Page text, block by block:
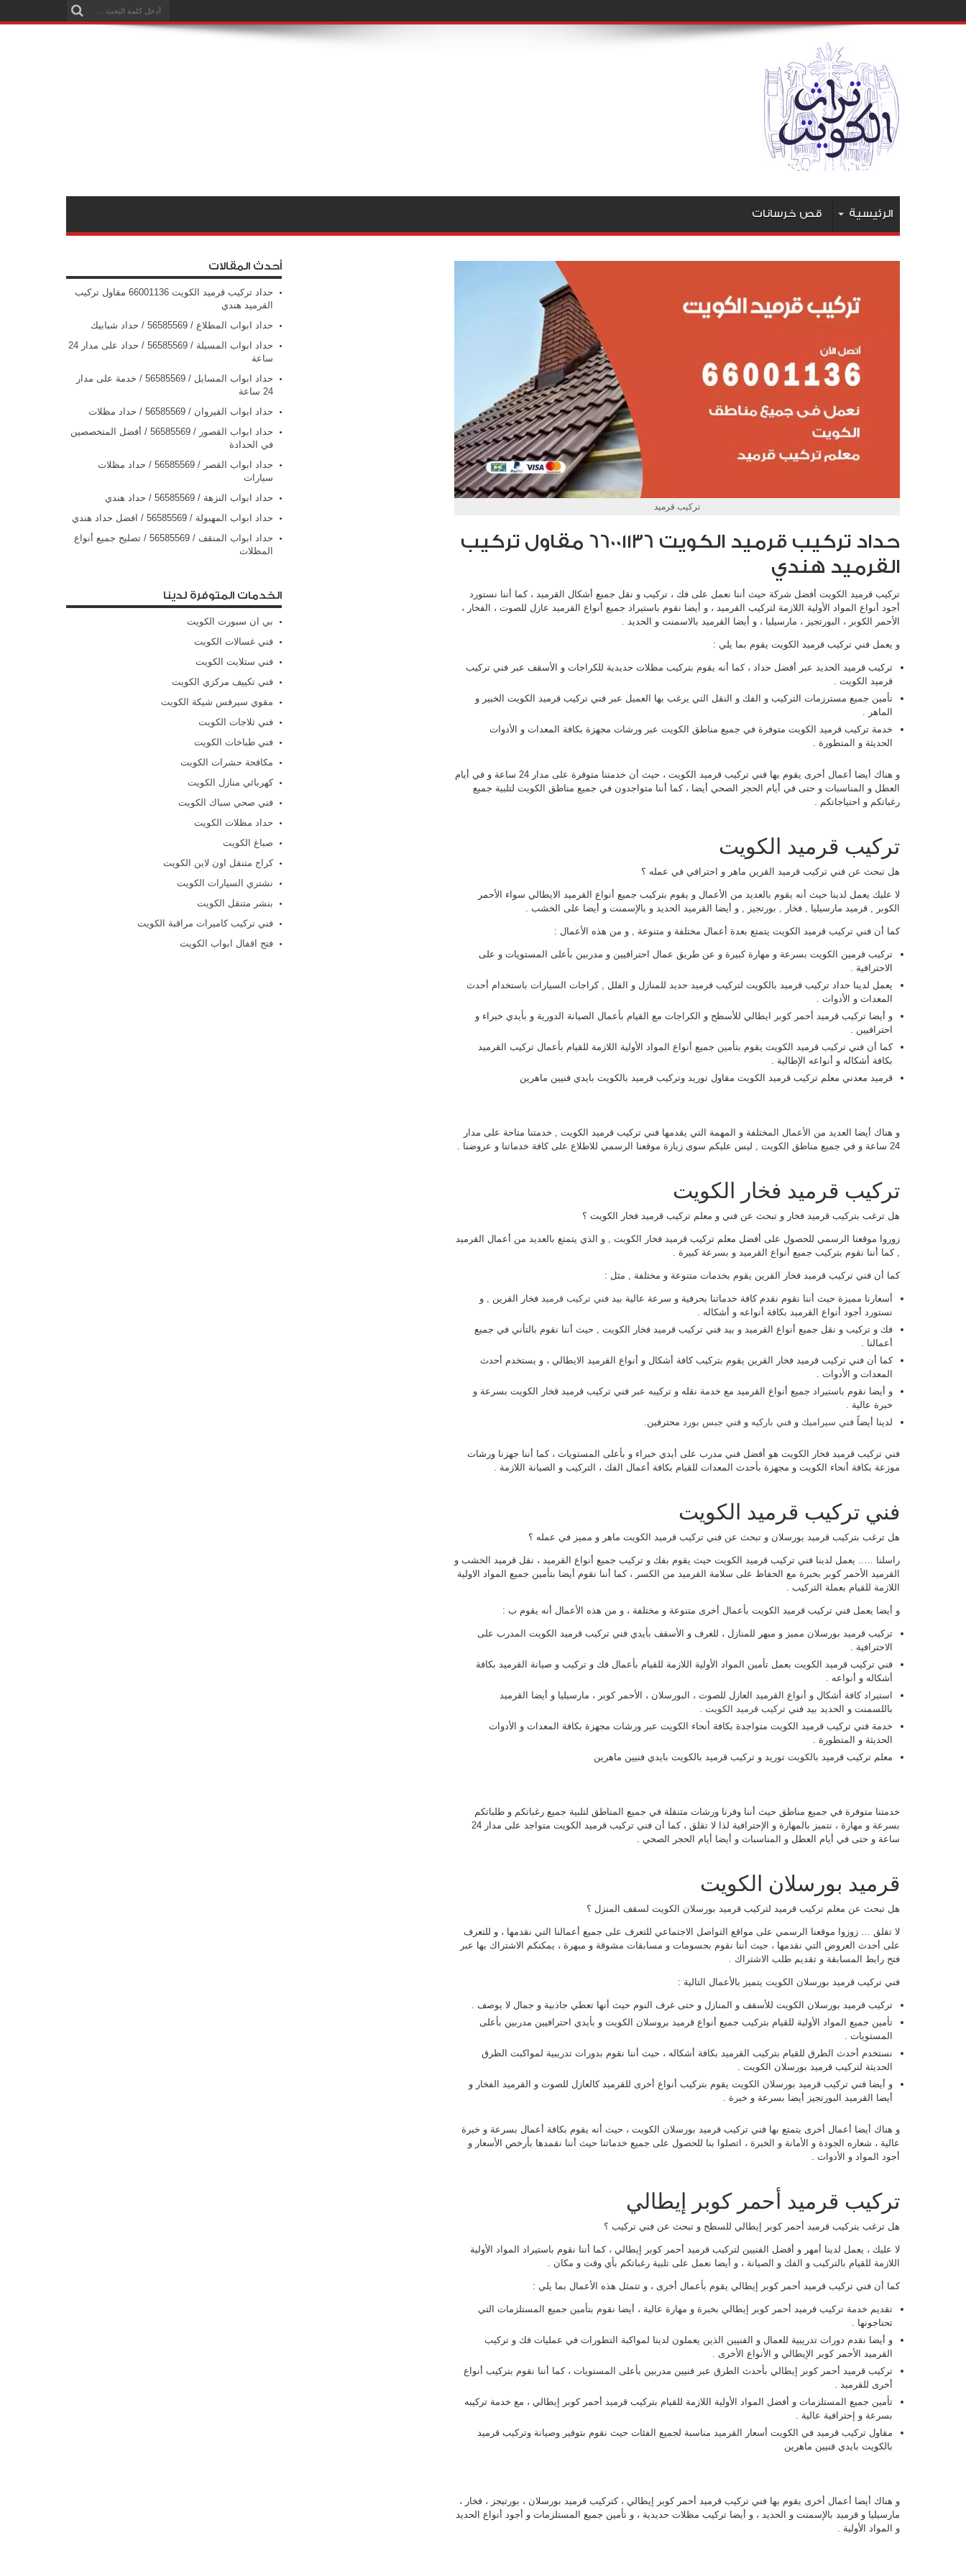
الرئيسية قص خرسانات
تركيب قرميد
حداد تركيب قرميد الكويت 66001136 مقاول تركيب
القرميد هندي
تركيب قرميد الكويت أفضل شركة حيث أننا نعمل على فك ، تركيب و نقل جميع أشكال القرميد ، كما أننا نستورد
أجود أنواع المواد الأولية اللازمة لتركيب القرميد ، و أيضا نقوم باستيراد جميع أنواع القرميد عازل للصوت ، الفخار ،
الأحمر الكوبر ، البورتجيز ، مارسيليا ، و أيضا القرميد بالاسمنت و الحديد .
و يعمل فني تركيب قرميد الكويت يقوم بما يلي :
تركيب قرميد الحديد عبر أفضل حداد ، كما أنه يقوم بتركيب مظلات حديدية للكراجات و الأسقف عبر فني تركيب
قرميد الكويت .
تأمين جميع مسترزمات التركيب و الفك و النقل التي يرغب بها العميل عبر فني تركيب قرميد الكويت الخبير و
الماهر .
خدمة تركيب قرميد الكويت متوفرة في جميع مناطق الكويت عبر ورشات مجهزة بكافة المعدات و الأدوات
الحديثة و المتطورة .
و هناك أيضا أعمال أخرى يقوم بها فني تركيب قرميد الكويت ، حيث أن خدمتنا متوفرة على مدار 24 ساعة و في أيام
العطل و المناسبات و حتى في أيام الحجر الصحي أيضا ، كما أننا متواجدون في جميع مناطق الكويت لتلبية جميع
رغباتكم و احتياجاتكم .
تركيب قرميد الكويت
هل تبحث عن فني تركيب قرميد القرين ماهر و احترافي في عمله ؟
لا عليك يعمل لدينا حيث أنه يقوم بالعديد من الأعمال و يقوم بتركيب جميع أنواع القرميد الايطالي سواء الأحمر
الكوبر , قرميد مارسيليا , فخار , بورتجيز , و أيضا القرميد الحديد و بالإسمنت و أيضا على الخشب .
كما أن فني تركيب قرميد الكويت يتمتع بعدة أعمال مختلفة و متنوعة , و من هذه الأعمال :
تركيب قرمين الكويت بسرعة و مهارة كبيرة و عن طريق عمال احترافيين و مدربين بأعلى المستويات و على
الاحترافية .
يعمل لدينا حداد تركيب قرميد بالكويت لتركيب قرميد حديد للمنازل و الفلل , كراجات السيارات باستخدام أحدث
المعدات و الأدوات .
و أيضا تركيب قرميد أحمر كوبر ايطالي للأسطح و الكراجات مع القيام بأعمال الصيانة الدورية و بأيدي خبراء و
احترافيين .
كما أن فني تركيب قرميد الكويت يقوم بتأمين جميع أنواع المواد الأولية اللازمة للقيام بأعمال تركيب القرميد
بكافة أشكاله و أنواعه الإطالية .
قرميد معدني معلم تركيب قرميد الكويت مقاول توريد وتركيب قرميد بالكويت بايدي فنيين ماهرين
و هناك أيضا العديد من الأعمال المختلفة و المهمة التي يقدمها فني تركيب قرميد الكويت , خدمتنا متاحة على مدار
24 ساعة و في جميع مناطق الكويت , ليس عليكم سوى زيارة موقعنا الرسمي للاطلاع على كافة خدماتنا و عروضنا .
تركيب قرميد فخار الكويت
هل ترغب بتركيب قرميد فخار و تبحث عن فني و معلم تركيب قرميد فخار الكويت ؟
زوروا موقعنا الرسمي للحصول على أفضل معلم تركيب قرميد فخار الكويت , و الذي يتمتع بالعديد من أعمال القرميد
, كما أننا نقوم بتركيب جميع أنواع القرميد و بسرعة كبيرة .
كما أن فني تركيب قرميد فخار القرين يقوم بخدمات متنوعة و مختلفة , مثل :
أسعارنا مميزة حيث أننا نقوم نقدم كافة خدماتنا بحرفية و سرعة عالية بيد فني تركيب قرميد فخار القرين , و
نستورد أجود أنواع القرميد بكافة أنواعه و أشكاله .
فك و تركيب و نقل جميع أنواع القرميد و بيد فني تركيب قرميد فخار الكويت , حيث أننا نقوم بالتأني في جميع
أعمالنا .
كما أن فني تركيب قرميد فخار القرين يقوم بتركيب كافة أشكال و أنواع القرميد الايطالي ، و يستخدم أحدث
المعدات و الأدوات .
و أيضا نقوم باستيراد جميع أنواع القرميد مع خدمة نقله و تركيبه عبر فني تركيب قرميد قخار الكويت بسرعة و
خبرة عالية .
لدينا أيضاً فني سيراميك و فني باركيه و فني جبس بورد محترفين.
فني تركيب قرميد فخار الكويت هو أفضل فني مدرب على أيدي خبراء و بأعلى المستويات ، كما أننا جهزنا ورشات
موزعة بكافة أنحاء الكويت و مجهزة بأحدث المعدات للقيام بكافة أعمال الفك ، التركيب و الصيانة اللازمة .
فني تركيب قرميد الكويت
هل ترغب بتركيب قرميد بورسلان و تبحث عن فني تركيب قرميد الكويت ماهر و مميز في عمله ؟
راسلنا ….. يعمل لدينا فني تركيب قرميد الكويت حيث يقوم بفك و تركيب جميع أنواع القرميد ، نقل قرميد الخشب و
القرميد الأحمر كوبر بخبرة مع الحفاظ على سلامة القرميد من الكسر ، كما أننا نقوم أيضا بتأمين جميع المواد الاولية
اللازمة للقيام بعملة التركيب .
و أيضا يعمل فني تركيب قرميد الكويت بأعمال أخرى متنوعة و مختلفة ، و من هذه الأعمال أنه يقوم ب :
تركيب قرميد بورسلان مميز و مبهر للمنازل ، للغرف و الأسقف بأيدي فني تركيب قرميد الكويت المدرب على
الاحترافية .
فني تركيب قرميد الكويت بعمل تأمين المواد الأولية اللازمة للقيام بأعمال فك و تركيب و صيانة القرميد بكافة
أشكاله و أنواعه .
استيراد كافة أشكال و أنواع القرميد العازل للصوت ، البورسلان ، الأحمر كوبر ، مارسيليا و أيضا القرميد
باللسمنت و الحديد بيد فني تركيب قرميد الكويت .
خدمة فني تركيب قرميد الكويت متواجدة بكافة أنحاء الكويت عبر ورشات مجهزة بكافة المعدات و الأدوات
الحديثة و المتطورة .
معلم تركيب قرميد بالكويت توريد و تركيب قرميد بالكويت بايدي فنيين ماهرين
خدمتنا متوفرة في جميع مناطق حيث أننا وفرنا ورشات متنقلة في جميع المناطق لتلبية جميع رغباتكم و طلباتكم
بسرعة و مهارة ، نتميز بالمهارة و الإحترافية لذا لا تقلق ، كما أن فني تركيب قرميد الكويت متواجد على مدار 24
ساعة و حتى في أيام العطل و المناسبات و أيضا أيام الحجر الصحي .
قرميد بورسلان الكويت
هل تبحث عن معلم تركيب قرميد لتركيب قرميد بورسلان الكويت لسقف المنزل ؟
لا تقلق … زوزوا موقعنا الرسمي على مواقع التواصل الاجتماعي للتعرف على جميع أعمالنا التي نقدمها ، و للتعرف
على أحدث العروض التي نقدمها ، حيث أننا نقوم بحسومات و مسابقات مشوقة و مبهرة ، يمكنكم الاشتراك بها عبر
فتح رابط المسابقة و تقديم طلب الاشتراك .
فني تركيب قرميد بورسلان الكويت يتميز بالأعمال التالية :
تركيب قرميد بورسلان الكويت للأسقف و المنازل و حتى غرف النوم حيث أنها تعطي جاذبية و جمال لا يوصف .
تأمين جميع المواد الأولية للقيام بتركيب جميع أنواع قرميد بروسلان الكويت و بأيدي احترافيين مدربين بأعلى
المستويات .
نستخدم أحدث الطرق للقيام بتركيب القرميد بكافة أشكاله ، حيث أننا نقوم بدورات تدريبية لمواكبت الطرق
الحديثة لتركيب قرميد بورسلان الكويت .
و أيضا فني تركيب قرميد بورسلان الكويت يقوم بتركيب أنواع أخرى للقرميد كالعازل للصوت و القرميد الفخار و
أيضا القرميد البورتجيز أيضا بسرعة و خبرة .
و هناك أيضا أعمال أخرى يتمتع بها فني تركيب قرميد بورسلان الكويت ، حيث أنه يقوم بكافة أعمال بسرعة و خبرة
عالية ، شعاره الجودة و الأمانة و الخبرة ، اتصلوا بنا للحصول على جميع خدماتنا حيث أننا نقمدها بأرخص الأسعار و
أجود المواد و الأدوات .
تركيب قرميد أحمر كوبر إيطالي
هل ترغب بتركيب قرميد أحمر كوبر إيطالي للسطح و تبحث عن فني تركيب ؟
لا عليك ، يعمل لدينا أمهر و أفضل الفنيين لتركيب قرميد أحمر كوبر إيطالي ، كما أننا نقوم باستيراد المواد الأولية
اللازمة للقيام بالتركيب و الفك و الصيانة ، و أيضا نعمل على تلبية رغباتكم بأي وقت و مكان .
كما أن فني تركيب قرميد أحمر كوبر إيطالي يقوم بأعمال أخرى ، و تتمثل هذه الأعمال بما يلي :
تقديم خدمة تركيب قرميد أحمر كوبر إيطالي بخبرة و مهارة عالية ، أيضا نقوم بتأمين جميع المستلزمات التي
تحتاجونها .
و أيضا نقدم دورات تدريبية للعمال و الفنيين الذين يعملون لدينا لمواكبة التطورات في عمليات فك و تركيب
القرميد الأحمر كوبر الإيطالي و الأنواع الأخرى .
تركيب قرميد أحمر كوبر إيطالي بأحدث الطرق عبر فنيين مدربين بأعلى المستويات ، كما أننا نقوم بتركيب أنواع
أخرى للقرميد .
تأمين جميع المستلزمات و أفضل المواد الأولية اللازمة للقيام بتركيب قرميد أحمر كوبر إيطالي ، مع خدمة تركيبه
بسرعة و إحترافية عالية .
مقاول تركيب قرميد في الكويت أسعار القرميد مناسبة لجميع الفئات حيث نقوم بتوفير وصيانة وتركيب قرميد
بالكويت بايدي فنيين ماهرين
و هناك أيضا أعمال أخرى يقوم بها فني تركيب قرميد أحمر كوبر إيطالي ، كتركيب قرميد بورسلان ، بورتيجز ، فخار ،
مارسيليا و قرميد بالإسمنت و الحديد ، و أيضا تركيب مظلات حديدية ، و تأمين جميع المستلزمات و أجود أنواع الحديد
و المواد الأولية .
أحدث المقالات
حداد تركيب قرميد الكويت 66001136 مقاول تركيب
القرميد هندي
حداد ابواب المطلاع / 56585569 / حداد شبابيك
حداد ابواب المسيلة / 56585569 / حداد على مدار 24
ساعة
حداد ابواب المسايل / 56585569 / خدمة على مدار
24 ساعة
حداد ابواب القيروان / 56585569 / حداد مظلات
حداد ابواب القصور / 56585569 / أفضل المتخصصين
في الحدادة
حداد ابواب القصر / 56585569 / حداد مظلات
سيارات
حداد ابواب النزهة / 56585569 / حداد هندي
حداد ابواب المهبولة / 56585569 / افضل حداد هندي
حداد ابواب المنقف / 56585569 / تصليح جميع أنواع
المظلات
الخدمات المتوفرة لدينا
بي ان سبورت الكويت
فني غسالات الكويت
فني ستلايت الكويت
فني تكييف مركزي الكويت
مقوي سيرفس شيكة الكويت
فني ثلاجات الكويت
فني طباخات الكويت
مكافحة حشرات الكويت
كهربائي منازل الكويت
فني صحي سباك الكويت
حداد مظلات الكويت
صباغ الكويت
كراج متنقل اون لاين الكويت
نشتري السيارات الكويت
بنشر متنقل الكويت
فني تركيب كاميرات مراقبة الكويت
فتح اقفال ابواب الكويت